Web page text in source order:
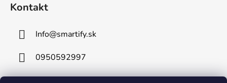
Kontakt
Info@smartify.sk
0950592997